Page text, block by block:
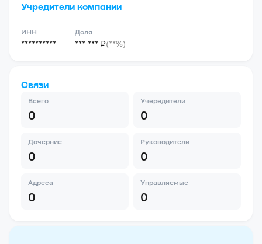
Учредители компании
ИНН
**********
Доля
*** *** ₽(**%)
Связи
Всего
0
Учередители
0
Дочерние
0
Руководители
0
Адреса
0
Управляемые
0